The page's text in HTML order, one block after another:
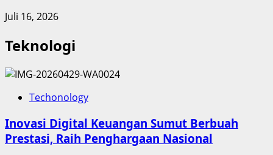
Juli 16, 2026
Teknologi
Techonology
Inovasi Digital Keuangan Sumut Berbuah
Prestasi, Raih Penghargaan Nasional